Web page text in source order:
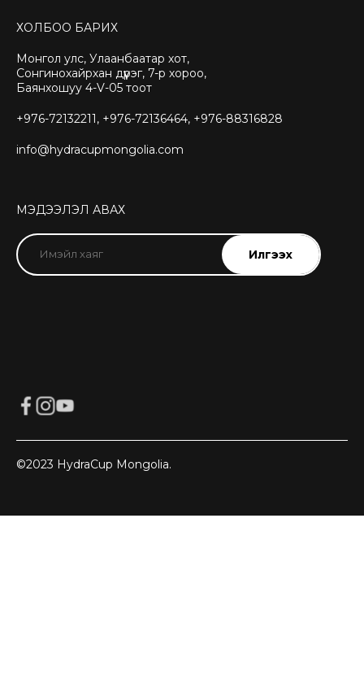
ХОЛБОО БАРИХ
Монгол улс, Улаанбаатар хот,
Сонгинохайрхан дүүрэг, 7-р хороо,
Баянхошуу 4-V-05 тоот
+976-72132211, +976-72136464, +976-88316828
info@hydracupmongolia.com
МЭДЭЭЛЭЛ АВАХ
©2023 HydraCup Mongolia.